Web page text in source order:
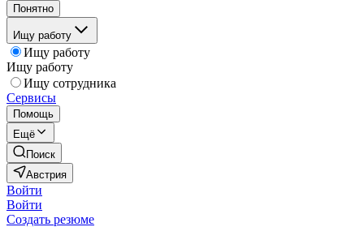
Понятно
Ищу работу
Ищу работу
Ищу работу
Ищу сотрудника
Сервисы
Помощь
Ещё
Поиск
Австрия
Войти
Войти
Создать резюме